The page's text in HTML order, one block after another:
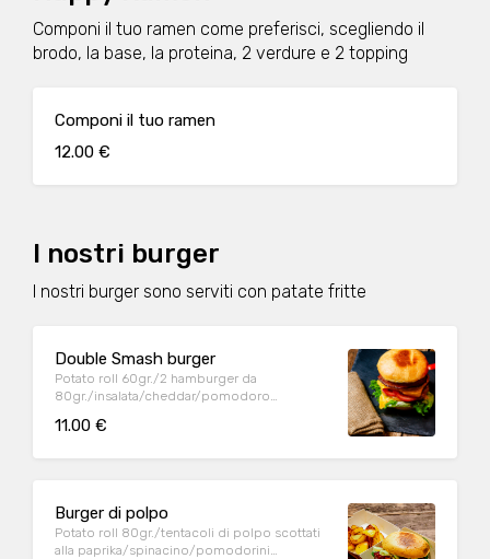
Componi il tuo ramen come preferisci, scegliendo il
brodo, la base, la proteina, 2 verdure e 2 topping
Componi il tuo ramen
12.00 €
I nostri burger
I nostri burger sono serviti con patate fritte
Double Smash burger
Potato roll 60gr./2 hamburger da
80gr./insalata/cheddar/pomodoro
11.00 €
Burger di polpo
Potato roll 80gr./tentacoli di polpo scottati
alla paprika/spinacino/pomodorini